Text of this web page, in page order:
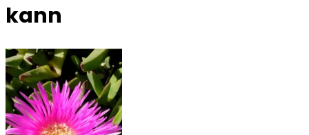
kann